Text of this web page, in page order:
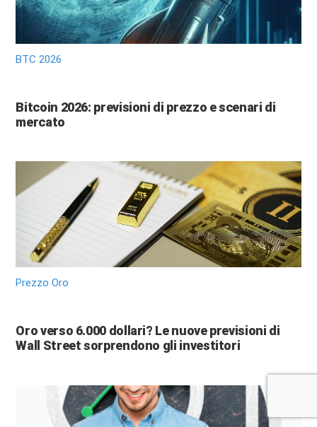
BTC 2026
Bitcoin 2026: previsioni di prezzo e scenari di
mercato
Prezzo Oro
Oro verso 6.000 dollari? Le nuove previsioni di
Wall Street sorprendono gli investitori